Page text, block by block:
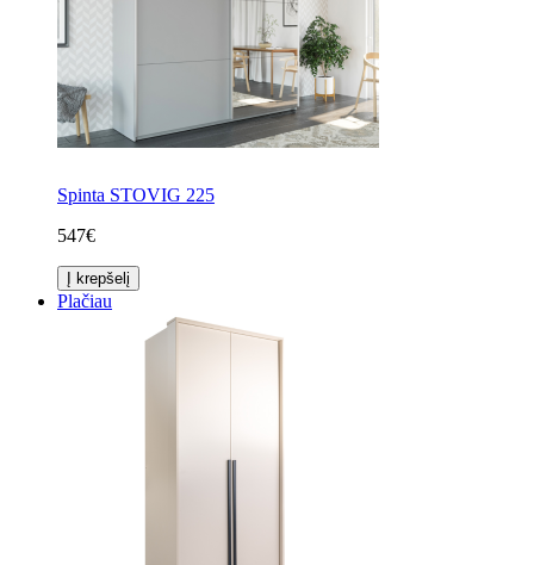
Spinta STOVIG 225
547€
Į krepšelį
Plačiau